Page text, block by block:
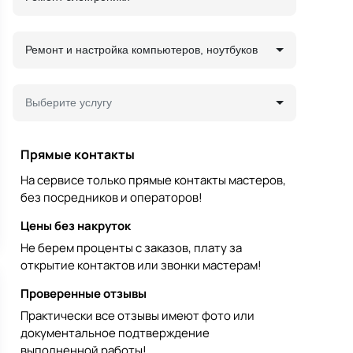
Ремонт и настройка компьютеров, ноутбуков
Выберите услугу
Прямые контакты
На сервисе только прямые контакты мастеров,
без посредников и операторов!
Цены без накруток
Не берем проценты с заказов, плату за
открытие контактов или звонки мастерам!
Проверенные отзывы
Практически все отзывы имеют фото или
документальное подтверждение